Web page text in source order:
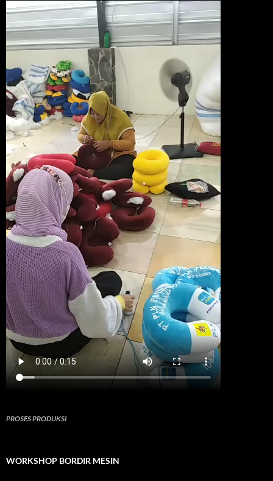
PROSES PRODUKSI
WORKSHOP BORDIR MESIN